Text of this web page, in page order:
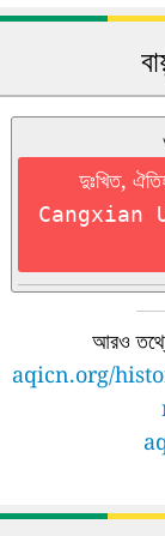
দুঃখিত,
Cangxian
আরও
aqicn.org/